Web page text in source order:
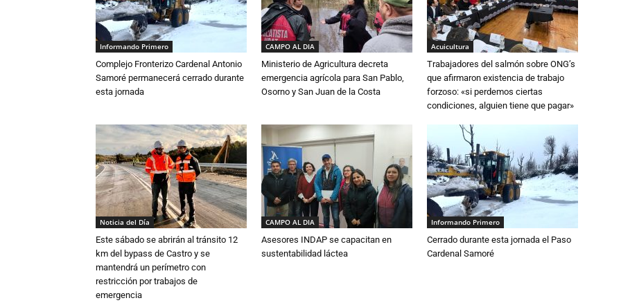
Informando Primero
Complejo Fronterizo Cardenal Antonio
Samoré permanecerá cerrado durante
esta jornada
CAMPO AL DIA
Ministerio de Agricultura decreta
emergencia agrícola para San Pablo,
Osorno y San Juan de la Costa
Acuicultura
Trabajadores del salmón sobre ONG’s
que afirmaron existencia de trabajo
forzoso: «si perdemos ciertas
condiciones, alguien tiene que pagar»
Noticia del Día
Este sábado se abrirán al tránsito 12
km del bypass de Castro y se
mantendrá un perímetro con
restricción por trabajos de
emergencia
CAMPO AL DIA
Asesores INDAP se capacitan en
sustentabilidad láctea
Informando Primero
Cerrado durante esta jornada el Paso
Cardenal Samoré